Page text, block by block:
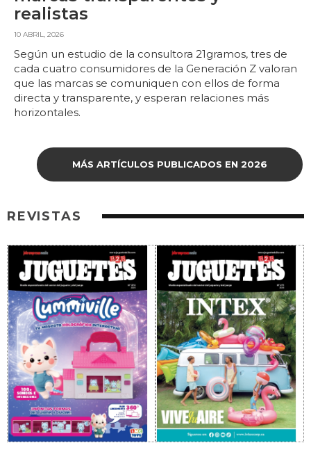
realistas
10 ABRIL, 2026
Según un estudio de la consultora 21gramos, tres de
cada cuatro consumidores de la Generación Z valoran
que las marcas se comuniquen con ellos de forma
directa y transparente, y esperan relaciones más
horizontales.
MÁS ARTÍCULOS PUBLICADOS EN 2026
REVISTAS